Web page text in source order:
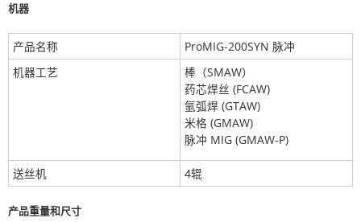
机器
产品名称
ProMIG-200SYN 脉冲
机器工艺
棒（SMAW）
药芯焊丝 (FCAW)
氩弧焊 (GTAW)
米格 (GMAW)
脉冲 MIG (GMAW-P)
送丝机 4辊
产品重量和尺寸